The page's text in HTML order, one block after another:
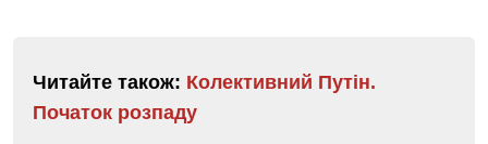
Читайте також: Колективний Путін.
Початок розпаду